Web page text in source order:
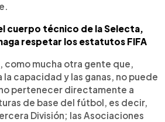
cuerpo técnico de la Selecta,
respetar los estatutos FIFA
como mucha otra gente que,
la capacidad y las ganas, no puede
pertenecer directamente a
de base del fútbol, es decir,
División; las Asociaciones